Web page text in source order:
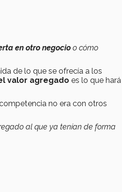
en otro negocio o cómo
de lo que se ofrecía a los
valor agregado es lo que hará
no era con otros
al que ya tenían de forma